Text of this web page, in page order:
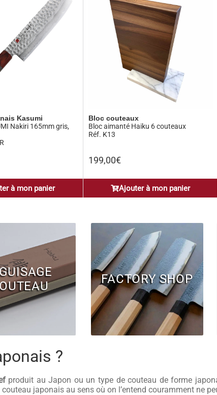
Kasumi
Nakiri 165mm gris,
à mon panier
Bloc couteaux
Bloc aimanté Haiku 6 couteaux
Réf. K13
199,00€
Ajouter à mon panier
FACTORY SHOP
?
produit au Japon ou un type de couteau de forme
japonais au sens où on l’entend couramment ne